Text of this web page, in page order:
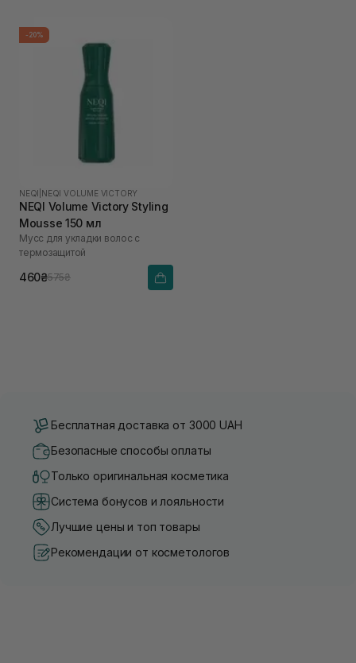
-20%
NEQI NEQI VOLUME VICTORY
NEQI Volume Victory Styling
Mousse 150 мл
Мусс для укладки волос с
термозащитой
460₴575₴
Бесплатная доставка от 3000 UAH
Безопасные способы оплаты
Только оригинальная косметика
Система бонусов и лояльности
Лучшие цены и топ товары
Рекомендации от косметологов